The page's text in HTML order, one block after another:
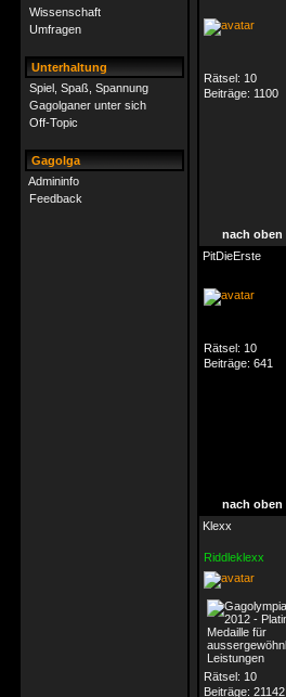
Wissenschaft
Umfragen
Unterhaltung
Spiel, Spaß, Spannung
Gagolganer unter sich
Off-Topic
Gagolga
Admininfo
Feedback
Rätsel: 10
Beiträge: 1100
nach oben
PitDieErste
Rätsel: 10
Beiträge: 641
nach oben
Klexx
Riddleklexx
Rätsel: 10
Beiträge: 21142